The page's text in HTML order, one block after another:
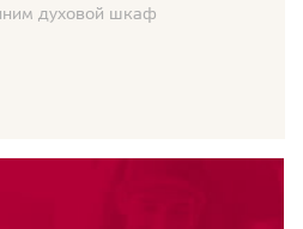
духовой шкаф